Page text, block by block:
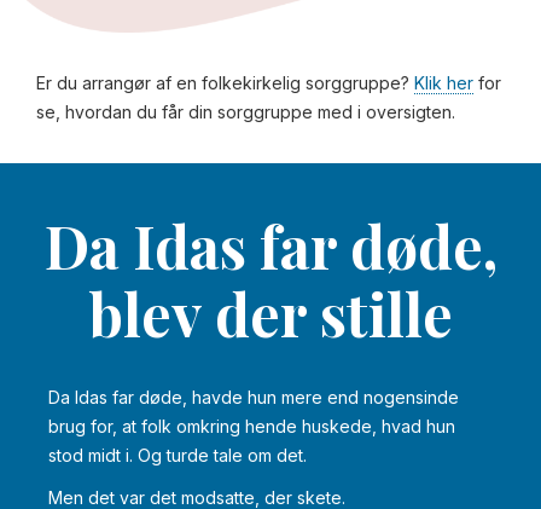
Er du arrangør af en folkekirkelig sorggruppe? Klik her for
se, hvordan du får din sorggruppe med i oversigten.
Da Idas far døde,
blev der stille
Da Idas far døde, havde hun mere end nogensinde
brug for, at folk omkring hende huskede, hvad hun
stod midt i. Og turde tale om det.
Men det var det modsatte, der skete.